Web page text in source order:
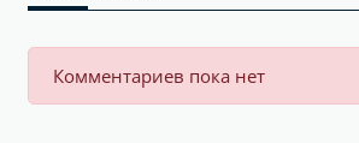
Комментариев пока нет